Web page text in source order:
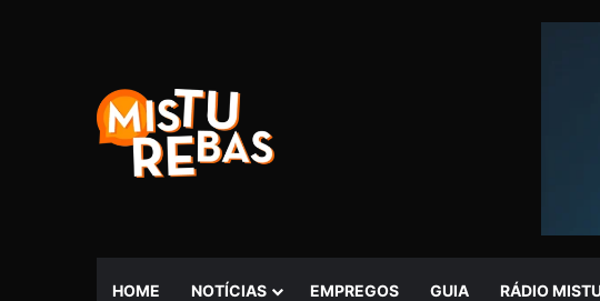
HOME NOTÍCIAS EMPREGOS GUIA RÁDIO